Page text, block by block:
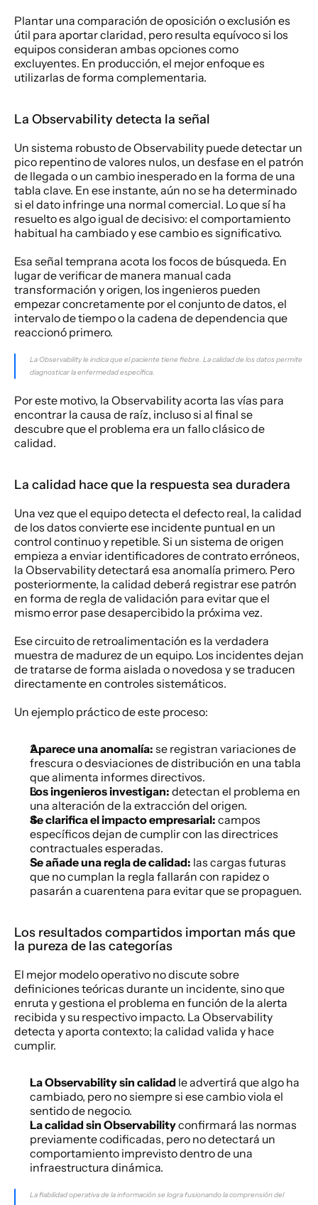
Plantar una comparación de oposición o exclusión es
útil para aportar claridad, pero resulta equívoco si los
equipos consideran ambas opciones como
excluyentes. En producción, el mejor enfoque es
utilizarlas de forma complementaria.
La Observability detecta la señal
Un sistema robusto de Observability puede detectar un
pico repentino de valores nulos, un desfase en el patrón
de llegada o un cambio inesperado en la forma de una
tabla clave. En ese instante, aún no se ha determinado
si el dato infringe una normal comercial. Lo que sí ha
resuelto es algo igual de decisivo: el comportamiento
habitual ha cambiado y ese cambio es significativo.
Esa señal temprana acota los focos de búsqueda. En
lugar de verificar de manera manual cada
transformación y origen, los ingenieros pueden
empezar concretamente por el conjunto de datos, el
intervalo de tiempo o la cadena de dependencia que
reaccionó primero.
La Observability le indica que el paciente tiene fiebre. La calidad de los datos permite
diagnosticar la enfermedad específica.
Por este motivo, la Observability acorta las vías para
encontrar la causa de raíz, incluso si al final se
descubre que el problema era un fallo clásico de
calidad.
La calidad hace que la respuesta sea duradera
Una vez que el equipo detecta el defecto real, la calidad
de los datos convierte ese incidente puntual en un
control continuo y repetible. Si un sistema de origen
empieza a enviar identificadores de contrato erróneos,
la Observability detectará esa anomalía primero. Pero
posteriormente, la calidad deberá registrar ese patrón
en forma de regla de validación para evitar que el
mismo error pase desapercibido la próxima vez.
Ese circuito de retroalimentación es la verdadera
muestra de madurez de un equipo. Los incidentes dejan
de tratarse de forma aislada o novedosa y se traducen
directamente en controles sistemáticos.
Un ejemplo práctico de este proceso:
Aparece una anomalía: se registran variaciones de
frescura o desviaciones de distribución en una tabla
que alimenta informes directivos.
Los ingenieros investigan: detectan el problema en
una alteración de la extracción del origen.
Se clarifica el impacto empresarial: campos
específicos dejan de cumplir con las directrices
contractuales esperadas.
Se añade una regla de calidad: las cargas futuras
que no cumplan la regla fallarán con rapidez o
pasarán a cuarentena para evitar que se propaguen.
Los resultados compartidos importan más que
la pureza de las categorías
El mejor modelo operativo no discute sobre
definiciones teóricas durante un incidente, sino que
enruta y gestiona el problema en función de la alerta
recibida y su respectivo impacto. La Observability
detecta y aporta contexto; la calidad valida y hace
cumplir.
La Observability sin calidad le advertirá que algo ha
cambiado, pero no siempre si ese cambio viola el
sentido de negocio.
La calidad sin Observability confirmará las normas
previamente codificadas, pero no detectará un
comportamiento imprevisto dentro de una
infraestructura dinámica.
La fiabilidad operativa de la información se logra fusionando la comprensión del